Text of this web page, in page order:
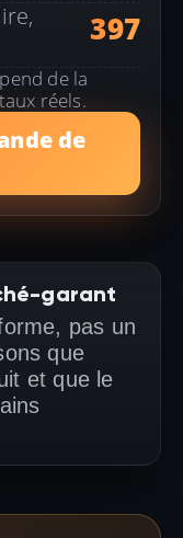
397
de la
réels.
de
garant
pas un
que
et que le